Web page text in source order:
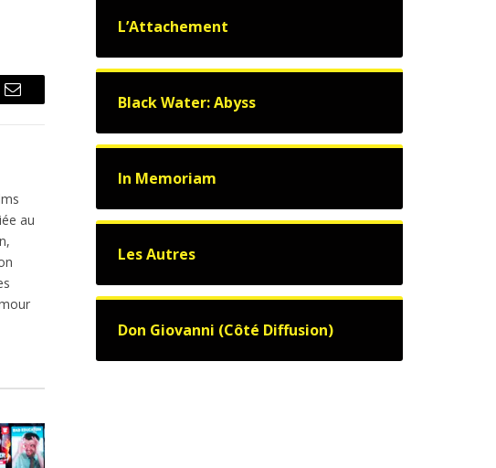
Email
au
L’Attachement
Black Water: Abyss
In Memoriam
Les Autres
Don Giovanni (Côté Diffusion)